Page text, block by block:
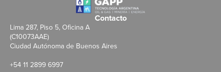
Contacto
Lima 287, Piso 5, Oficina A
(C10073AAE)
Ciudad Autónoma de Buenos Aires
+54 11 2899 6997